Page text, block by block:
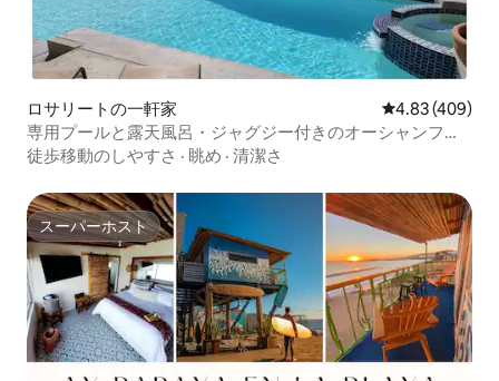
ロサリートの一軒家 レビュー409
4.83 (409)
専用プールと露天風呂・ジャグジー付きのオーシャンフロ
ントの宿泊先
徒歩移動のしやすさ · 眺め · 清潔さ
スーパーホスト
スーパーホスト